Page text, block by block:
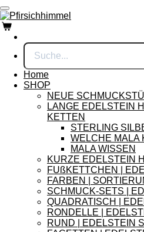
Zum
Hauptinhalt
springen
Home
SHOP
NEUE
LANGE EDELSTEIN
KETTEN
STERLING
WELCHE MALA
MALA WISSEN
KURZE EDELSTEIN
FUßKETTCHEN |
FARBEN |
SCHMUCK-SETS |
QUADRATISCH |
RONDELLE |
RUND | EDELSTEIN